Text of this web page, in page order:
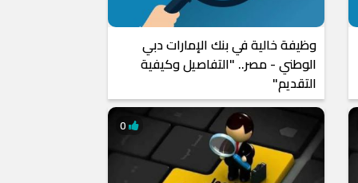
وظيفة خالية في بنك الإمارات دبي
الوطني - مصر.. "التفاصيل وكيفية
التقديم"
0